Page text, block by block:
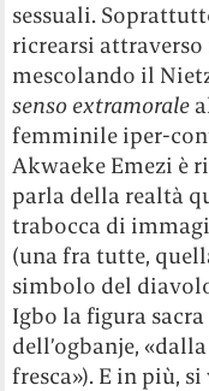
sessuali.
ricrearsi
mescolando il
senso extramorale
femminile iper-
Akwaeke Emezi è
parla della realtà
trabocca di
(una fra tutte,
simbolo del
Igbo la figura
dell’ogbanje,
fresca»). E in più,